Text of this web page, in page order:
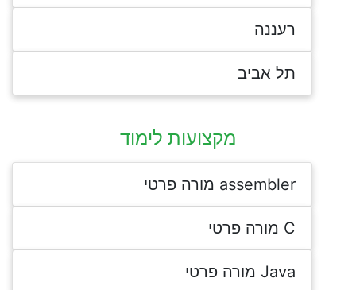
רעננה
תל אביב
מקצועות לימוד
assembler מורה פרטי
C מורה פרטי
Java מורה פרטי